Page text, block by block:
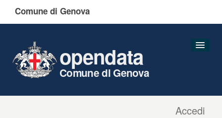
Comune di Genova
Accedi
opendata
Comune di Genova